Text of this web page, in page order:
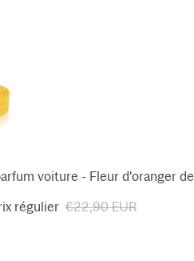
voiture - Fleur d'oranger de
régulier €22,90 EUR